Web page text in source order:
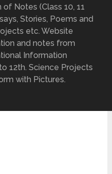
Notes (Class 10, 11
Stories, Poems and
etc. Website
and notes from
Information
12th. Science Projects
with Pictures.